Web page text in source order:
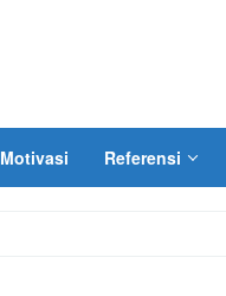
Motivasi Referensi